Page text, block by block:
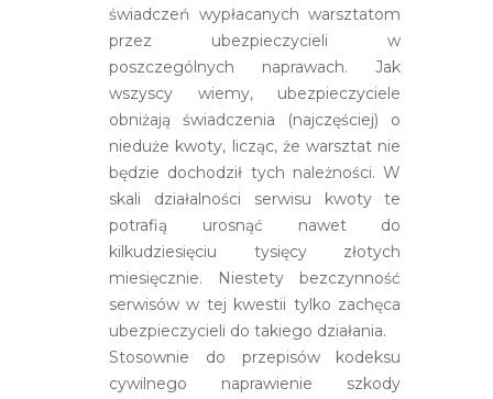
świadczeń wypłacanych warsztatom
przez ubezpieczycieli w
poszczególnych naprawach. Jak
wszyscy wiemy, ubezpieczyciele
obniżają świadczenia (najczęściej) o
nieduże kwoty, licząc, że warsztat nie
będzie dochodził tych należności. W
skali działalności serwisu kwoty te
potrafią urosnąć nawet do
kilkudziesięciu tysięcy złotych
miesięcznie. Niestety bezczynność
serwisów w tej kwestii tylko zachęca
ubezpieczycieli do takiego działania.
Stosownie do przepisów kodeksu
cywilnego naprawienie szkody